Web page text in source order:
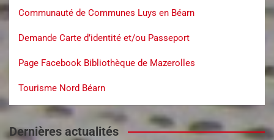
Communauté de Communes Luys en Béarn
Demande Carte d’identité et/ou Passeport
Page Facebook Bibliothèque de Mazerolles
Tourisme Nord Béarn
Dernières actualités